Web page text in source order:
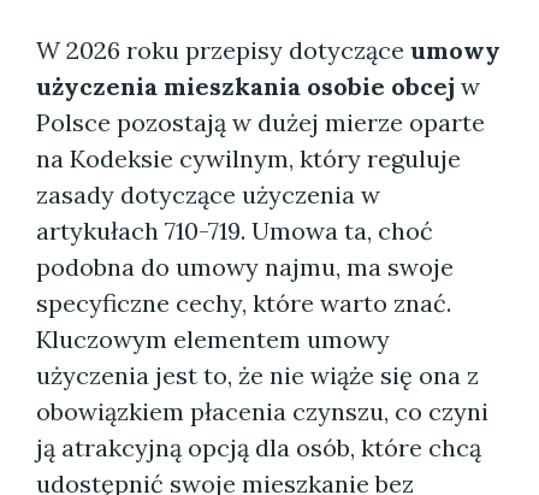
W 2026 roku przepisy dotyczące umowy
użyczenia mieszkania osobie obcej w
Polsce pozostają w dużej mierze oparte
na Kodeksie cywilnym, który reguluje
zasady dotyczące użyczenia w
artykułach 710-719. Umowa ta, choć
podobna do umowy najmu, ma swoje
specyficzne cechy, które warto znać.
Kluczowym elementem umowy
użyczenia jest to, że nie wiąże się ona z
obowiązkiem płacenia czynszu, co czyni
ją atrakcyjną opcją dla osób, które chcą
udostępnić swoje mieszkanie bez